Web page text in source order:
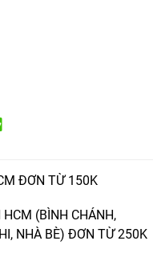
ĐƠN TỪ 150K
HCM (BÌNH CHÁNH,
NHÀ BÈ) ĐƠN TỪ 250K